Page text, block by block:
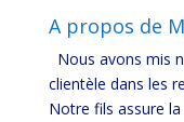
A propos de
Nous avons mis
clientèle dans les
Notre fils assure la